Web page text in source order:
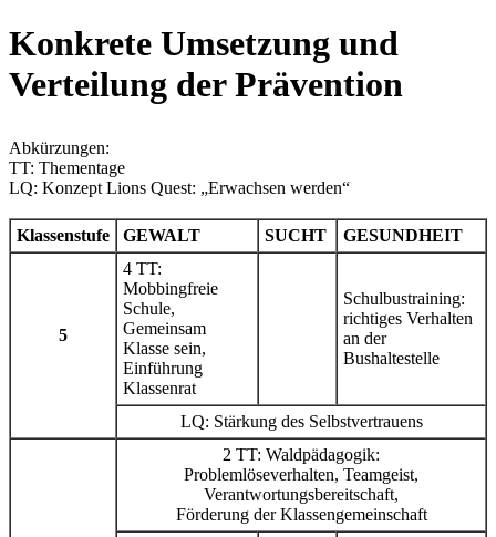
Konkrete Umsetzung und
Verteilung der Prävention
Abkürzungen:
TT: Thementage
LQ: Konzept Lions Quest: „Erwachsen werden“
Klassenstufe GEWALT SUCHT GESUNDHEIT
5
4 TT:
Mobbingfreie
Schule,
Gemeinsam
Klasse sein,
Einführung
Klassenrat
Schulbustraining:
richtiges Verhalten
an der
Bushaltestelle
LQ: Stärkung des Selbstvertrauens
2 TT: Waldpädagogik:
Problemlöseverhalten, Teamgeist,
Verantwortungsbereitschaft,
Förderung der Klassengemeinschaft